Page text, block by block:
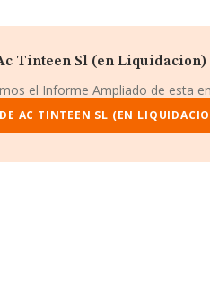
de empleados por debajo
, NIF B61471942, tiene su
(08010), Barcelona, Cataluña.
INFORMA sobre 1.483
millones de euros y la media
ventas en 2009. Finalmente, para
Tinteen Sl (en Liquidacion)
el Informe Ampliado de esta
AC TINTEEN SL (EN